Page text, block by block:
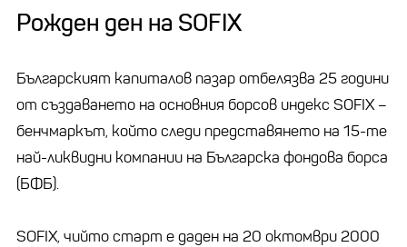
Рожден ден на SOFIX
Българският капиталов пазар отбелязва 25 години
от създаването на основния борсов индекс SOFIX –
бенчмаркът, който следи представянето на 15-те
най-ликвидни компании на Българска фондова борса
(БФБ).
SOFIX, чийто старт е даден на 20 октомври 2000